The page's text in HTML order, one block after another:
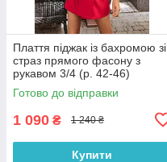
Плаття піджак із бахромою зі
страз прямого фасону з
рукавом 3/4 (р. 42-46)
66032050Qr
Готово до відправки
1 090 ₴ 1 240 ₴
Купити